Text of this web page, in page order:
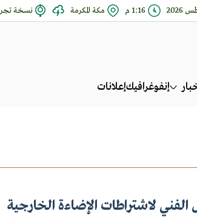
1:16 م مكة المكرمة نسخة
إنفوغرافيكإعلانات
الفني لاشتراطات الإضاءة الخارجية